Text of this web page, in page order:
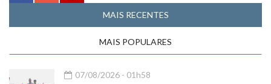
MAIS RECENTES
MAIS POPULARES
07/08/2026 - 01h58